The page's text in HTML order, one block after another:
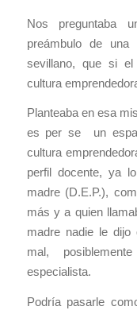
Nos preguntaba
preámbulo de una
sevillano, que si
cultura
Planteaba en esa
es per se un
cultura
perfil docente, ya
madre (D.E.P.),
más y a quien
madre nadie le dijo
mal,
especialista.
Podría pasarle